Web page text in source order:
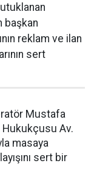
başkan
reklam ve ilan
sert
Mustafa
Hukukçusu Av.
masaya
sert bir